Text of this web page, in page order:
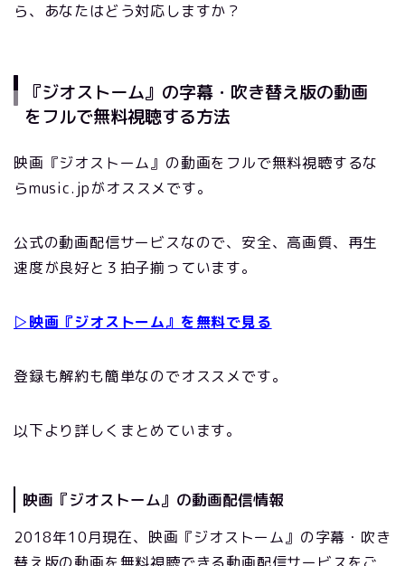
ら、あなたはどう対応しますか？
『ジオストーム』の字幕・吹き替え版の動画
をフルで無料視聴する方法
映画『ジオストーム』の動画をフルで無料視聴するな
らmusic.jpがオススメです。
公式の動画配信サービスなので、安全、高画質、再生
速度が良好と３拍子揃っています。
▷映画『ジオストーム』を無料で見る
登録も解約も簡単なのでオススメです。
以下より詳しくまとめています。
映画『ジオストーム』の動画配信情報
2018年10月現在、映画『ジオストーム』の字幕・吹き